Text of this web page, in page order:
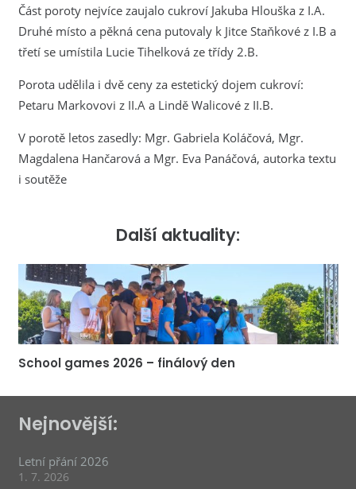
Část poroty nejvíce zaujalo cukroví Jakuba Hlouška z I.A.
Druhé místo a pěkná cena putovaly k Jitce Staňkové z I.B a
třetí se umístila Lucie Tihelková ze třídy 2.B.
Porota udělila i dvě ceny za estetický dojem cukroví:
Petaru Markovovi z II.A a Lindě Walicové z II.B.
V porotě letos zasedly: Mgr. Gabriela Koláčová, Mgr.
Magdalena Hančarová a Mgr. Eva Panáčová, autorka textu
i soutěže
Další aktuality:
School games 2026 – finálový den
Nejnovější:
Letní přání 2026
1. 7. 2026